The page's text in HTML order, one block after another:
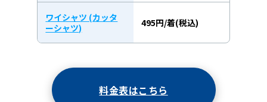
ワイシャツ (カッタ
ーシャツ)
495円/着(税込)
料金表はこちら